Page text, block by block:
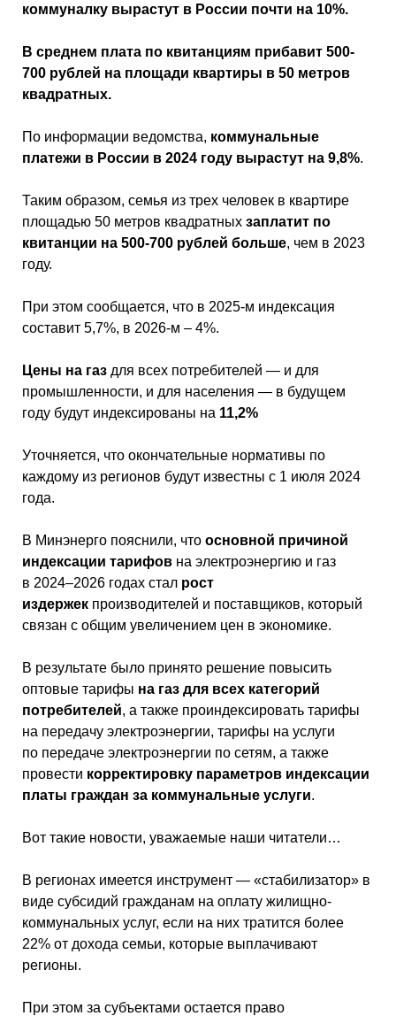
коммуналку вырастут в России почти на 10%.
В среднем плата по квитанциям прибавит 500-
700 рублей на площади квартиры в 50 метров
квадратных.
По информации ведомства, коммунальные
платежи в России в 2024 году вырастут на 9,8%.
Таким образом, семья из трех человек в квартире
площадью 50 метров квадратных заплатит по
квитанции на 500-700 рублей больше, чем в 2023
году.
При этом сообщается, что в 2025-м индексация
составит 5,7%, в 2026-м – 4%.
Цены на газдля всех потребителей — и для
промышленности, и для населения — в будущем
году будут индексированы на 11,2%
Уточняется, что окончательные нормативы по
каждому из регионов будут известны с 1 июля 2024
года.
В Минэнерго пояснили, что основной причиной
индексации тарифовна электроэнергию и газ
в 2024–2026 годах стал рост
издержек производителей и поставщиков, который
связан с общим увеличением цен в экономике.
В результате было принято решение повысить
оптовые тарифы на газ для всех категорий
потребителей, а также проиндексировать тарифы
на передачу электроэнергии, тарифы на услуги
по передаче электроэнергии по сетям, а также
провести корректировку параметров индексации
платы граждан за коммунальные услуги.
Вот такие новости, уважаемые наши читатели…
В регионах имеется инструмент — «стабилизатор» в
виде субсидий гражданам на оплату жилищно-
коммунальных услуг, если на них тратится более
22% от дохода семьи, которые выплачивают
регионы.
При этом за субъектами остается право